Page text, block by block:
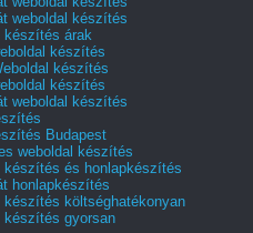
weboldal készítés
készítés árak
készítés
készítés
készítés
weboldal készítés
Budapest
weboldal készítés
készítés és honlapkészítés
honlapkészítés
készítés költséghatékonyan
készítés gyorsan